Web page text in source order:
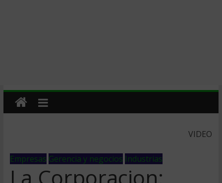
VIDEO
Empresas Gerencia y negocios Industrias
La Corporacion: